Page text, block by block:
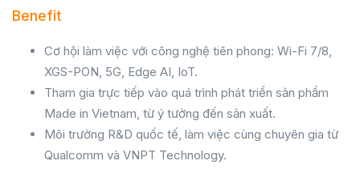
Benefit
Cơ hội làm việc với công nghệ tiên phong: Wi-Fi 7/8,
XGS-PON, 5G, Edge AI, IoT.
Tham gia trực tiếp vào quá trình phát triển sản phẩm
Made in Vietnam, từ ý tưởng đến sản xuất.
Môi trường R&D quốc tế, làm việc cùng chuyên gia từ
Qualcomm và VNPT Technology.